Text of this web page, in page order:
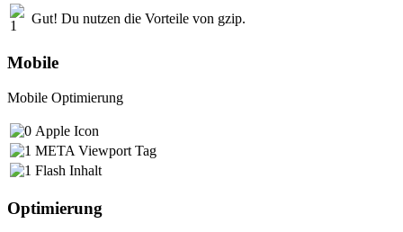
Gut! Du nutzen die Vorteile von gzip.
Mobile
Mobile Optimierung
Apple Icon
META Viewport Tag
Flash Inhalt
Optimierung